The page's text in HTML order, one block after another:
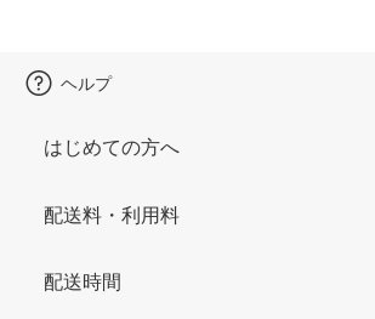
ヘルプ
はじめての方へ
配送料・利用料
配送時間